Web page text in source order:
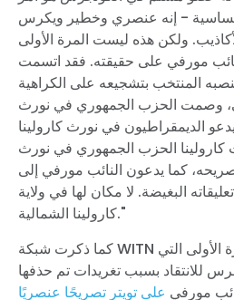
- إنه عنصري وخطير ويكرس
ولكن هذه ليست المرة الأولى
مورفي على حقيقته. فقد اتسمت
المنتخب بتشجيعه على الكراهية
وصمت الحزب الجمهوري في نورث
الديمقراطيون في نورث كارولينا
الحزب الجمهوري في نورث
تصريحه، كما يدعون النائب مورفي إلى
البغيضة. لا مكان لها في ولاية
كارولينا الشمالية."
كما ذكرت شبكة WITN التي
للانتقاد بسبب تغريدات تم حذفها
مورفي على تويتر تصريحًا عنصريًا